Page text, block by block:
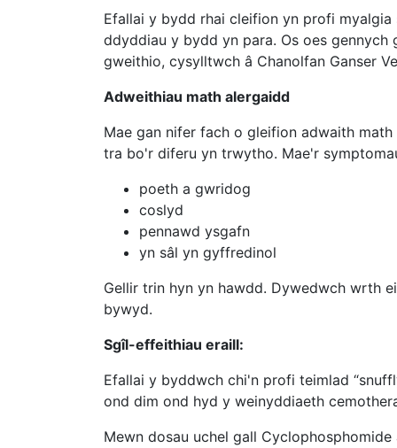
Efallai y bydd rhai cleifion yn profi
ddyddiau y bydd yn para. Os oes
gweithio, cysylltwch â Chanolfan Ganser
Adweithiau math alergaidd
Mae gan nifer fach o gleifion adwaith
tra bo'r diferu yn trwytho. Mae'r
poeth a gwridog
coslyd
pennawd ysgafn
yn sâl yn gyffredinol
Gellir trin hyn yn hawdd. Dywedwch wrth
bywyd.
Sgîl-effeithiau eraill:
Efallai y byddwch chi'n profi teimlad
ond dim ond hyd y weinyddiaeth
Mewn dosau uchel gall